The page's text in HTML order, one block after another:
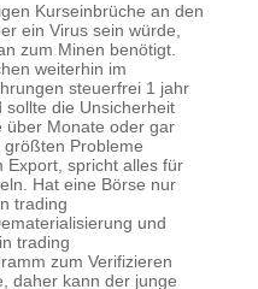
Kurseinbrüche an den
ein Virus sein würde,
zum Minen benötigt.
weiterhin im
steuerfrei 1 jahr
sollte die Unsicherheit
über Monate oder gar
Probleme
Export, spricht alles für
Hat eine Börse nur
trading
und
trading
zum Verifizieren
daher kann der junge